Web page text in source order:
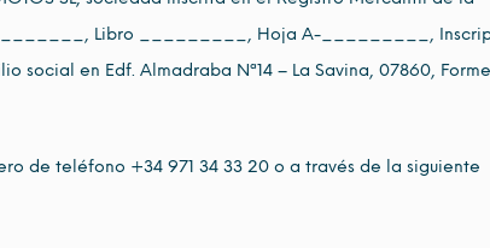
Libro _________, Hoja A-_________,
en Edf. Almadraba Nª14 – La Savina, 07860,
de teléfono +34 971 34 33 20 o a través de la siguiente